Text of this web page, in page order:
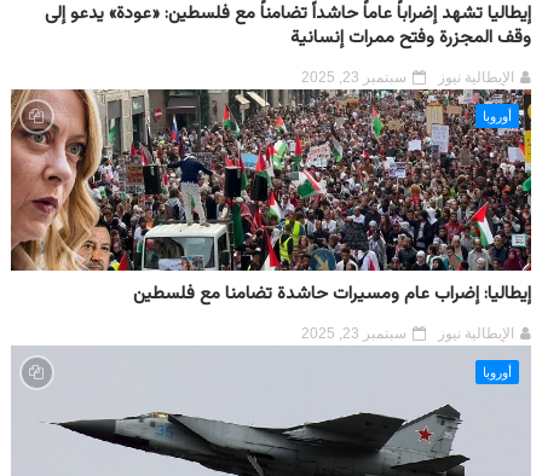
إيطاليا تشهد إضراباً عاماً حاشداً تضامناً مع فلسطين: «عودة» يدعو إلى
وقف المجزرة وفتح ممرات إنسانية
الإيطالية نيوز سبتمبر 23, 2025
أوروبا
إيطاليا: إضراب عام ومسيرات حاشدة تضامنا مع فلسطين
الإيطالية نيوز سبتمبر 23, 2025
أوروبا